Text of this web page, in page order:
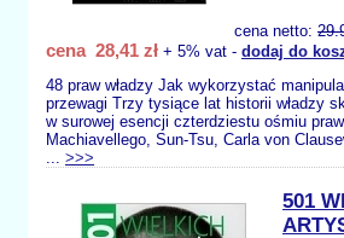
cena netto:
cena 28,41 zł + 5% vat - dodaj do
48 praw władzy Jak wykorzystać
przewagi Trzy tysiące lat historii władzy
w surowej esencji czterdziestu ośmiu
Machiavellego, Sun-Tsu, Carla von
... >>>
501